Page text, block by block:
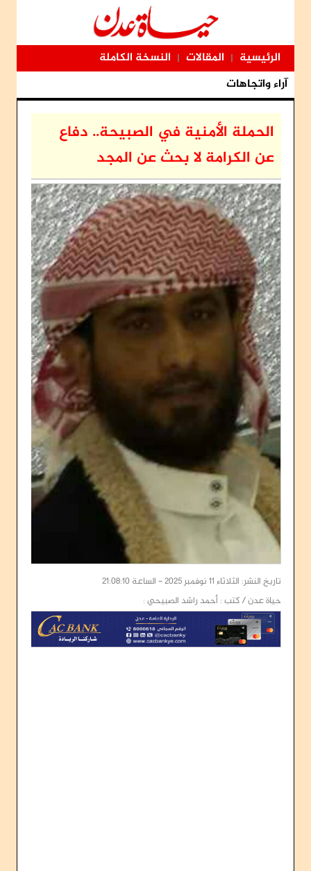
الرئيسية | المقالات | النسخة الكاملة
آراء واتجاهات
الحملة الأمنية في الصبيحة.. دفاع
عن الكرامة لا بحث عن المجد
تاريخ النشر: الثلاثاء 11 نوفمبر 2025 - الساعة 21:08:10
حياة عدن / كتب : أحمد راشد الصبيحي :